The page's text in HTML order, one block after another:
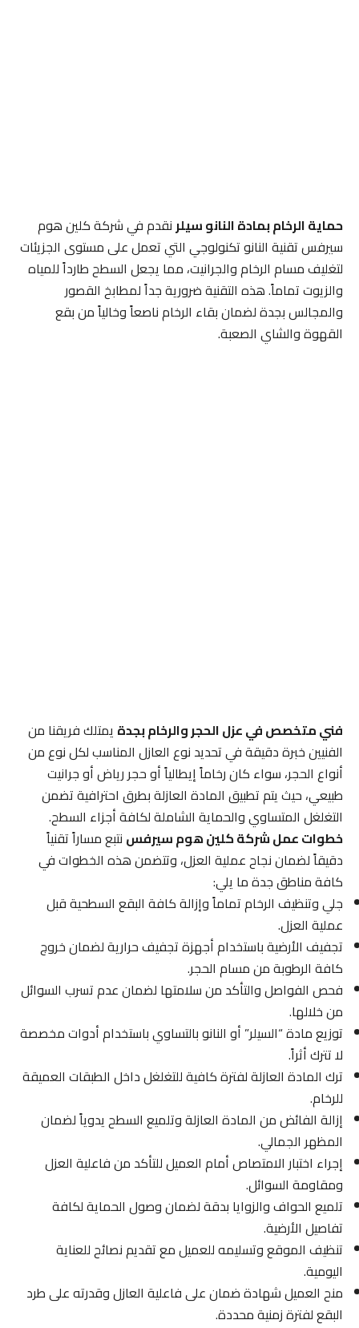
حماية الرخام بمادة النانو سيلرنقدم في شركة كلين هوم
سيرفس تقنية النانو تكنولوجي التي تعمل على مستوى الجزيئات
لتغليف مسام الرخام والجرانيت، مما يجعل السطح طارداً للمياه
والزيوت تماماً. هذه التقنية ضرورية جداً لمطابخ القصور
والمجالس بجدة لضمان بقاء الرخام ناصعاً وخالياً من بقع
القهوة والشاي الصعبة.
فني متخصص في عزل الحجر والرخام بجدةيمتلك فريقنا من
الفنيين خبرة دقيقة في تحديد نوع العازل المناسب لكل نوع من
أنواع الحجر، سواء كان رخاماً إيطالياً أو حجر رياض أو جرانيت
طبيعي، حيث يتم تطبيق المادة العازلة بطرق احترافية تضمن
التغلغل المتساوي والحماية الشاملة لكافة أجزاء السطح.
خطوات عمل شركة كلين هوم سيرفسنتبع مساراً تقنياً
دقيقاً لضمان نجاح عملية العزل، وتتضمن هذه الخطوات في
كافة مناطق جدة ما يلي:
جلي وتنظيف الرخام تماماً وإزالة كافة البقع السطحية قبل
عملية العزل.
تجفيف الأرضية باستخدام أجهزة تجفيف حرارية لضمان خروج
كافة الرطوبة من مسام الحجر.
فحص الفواصل والتأكد من سلامتها لضمان عدم تسرب السوائل
من خلالها.
توزيع مادة “السيلر” أو النانو بالتساوي باستخدام أدوات مخصصة
لا تترك أثراً.
ترك المادة العازلة لفترة كافية للتغلغل داخل الطبقات العميقة
للرخام.
إزالة الفائض من المادة العازلة وتلميع السطح يدوياً لضمان
المظهر الجمالي.
إجراء اختبار الامتصاص أمام العميل للتأكد من فاعلية العزل
ومقاومة السوائل.
تلميع الحواف والزوايا بدقة لضمان وصول الحماية لكافة
تفاصيل الأرضية.
تنظيف الموقع وتسليمه للعميل مع تقديم نصائح للعناية
اليومية.
منح العميل شهادة ضمان على فاعلية العازل وقدرته على طرد
البقع لفترة زمنية محددة.